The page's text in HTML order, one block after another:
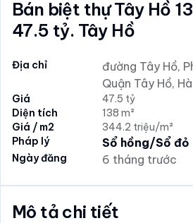
Bán biệt thự Tây Hồ
47.5 tỷ. Tây Hồ
Địa chỉ
đường Tây Hồ,
Quận Tây Hồ,
Giá
47.5 tỷ
Diện tích
138 m²
Giá / m2
344.2 triệu/m²
Pháp lý
Sổ hồng/Sổ đỏ
Ngày đăng 6 tháng trước
Mô tả chi tiết